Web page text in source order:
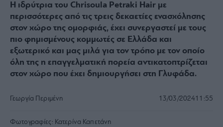
Η ιδρύτρια του Chrisoula Petraki Hair με
περισσότερες από τις τρεις δεκαετίες ενασχόλησης
στον χώρο της ομορφιάς, έχει συνεργαστεί με τους
πιο φημισμένους κομμωτές σε Ελλάδα και
εξωτερικό και μας μιλά για τον τρόπο με τον οποίο
όλη της η επαγγελματική πορεία αντικατοπτρίζεται
στον χώρο που έχει δημιουργήσει στη Γλυφάδα.
Γεωργία Περιμένη 13/03/202411:55
Φωτογραφίες: Κατερίνα Καπετάνη